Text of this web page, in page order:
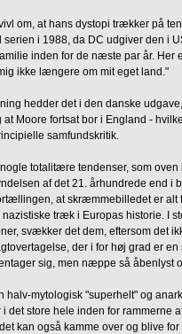
om, at hans dystopi trækker på
i 1988, da DC udgiver den i
inden for de næste par år. Her
ikke længere om mit eget land."
hedder det i den danske
at Moore fortsat bor i England -
samfundskritik.
totalitære tendenser, som oven
af det 21. århundrede end i
at skræmmebilledet er alt
træk i Europas historie. I
svækker det dem, eftersom det
der i for høj grad er
sig, men næppe så åbenlyst
halv-mytologisk "superhelt" og
i det store hele inden for rammerne
kan også kamme over og blive